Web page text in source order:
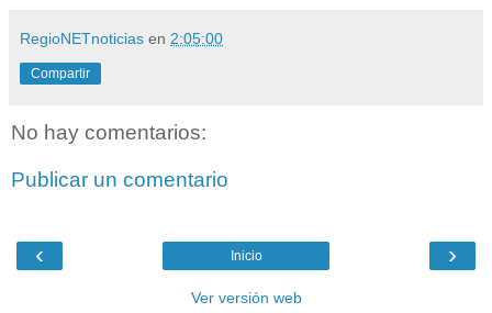
RegioNETnoticias en 2:05:00
Compartir
No hay comentarios:
Publicar un comentario
‹ ›
Inicio
Ver versión web